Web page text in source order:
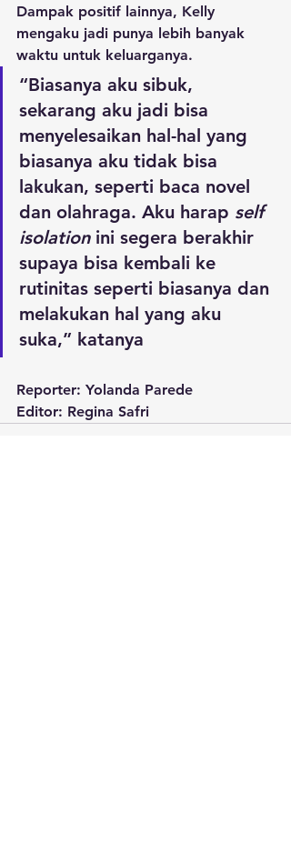
Dampak positif lainnya, Kelly
mengaku jadi punya lebih banyak
waktu untuk keluarganya.
“Biasanya aku sibuk,
sekarang aku jadi bisa
menyelesaikan hal-hal yang
biasanya aku tidak bisa
lakukan, seperti baca novel
dan olahraga. Aku harap self
isolation ini segera berakhir
supaya bisa kembali ke
rutinitas seperti biasanya dan
melakukan hal yang aku
suka,” katanya
Reporter: Yolanda Parede
Editor: Regina Safri